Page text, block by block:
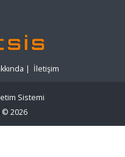
| İletişim
Sistemi
© 2026